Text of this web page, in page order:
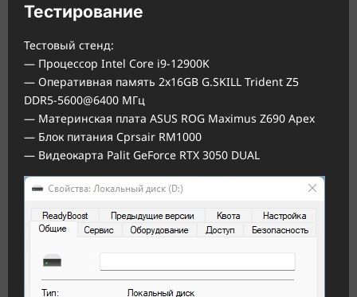
Тестирование
Тестовый стенд:
— Процессор Intel Core i9-12900K
— Оперативная память 2x16GB G.SKILL Trident Z5
DDR5-5600@6400 МГц
— Материнская плата ASUS ROG Maximus Z690 Apex
— Блок питания Cprsair RM1000
— Видеокарта Palit GeForce RTX 3050 DUAL